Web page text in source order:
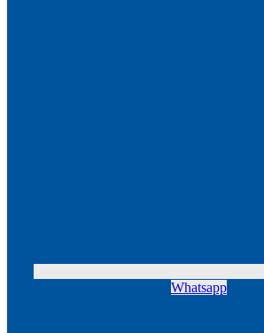
Whatsapp